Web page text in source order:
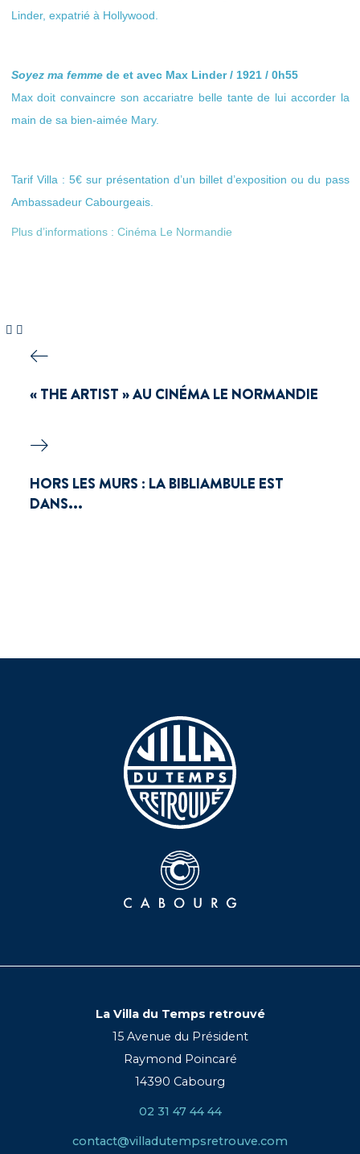
Linder, expatrié à Hollywood.
Soyez ma femmede et avec Max Linder / 1921 / 0h55
Max doit convaincre son accariatre belle tante de lui accorder la
main de sa bien-aimée Mary.
Tarif Villa : 5€ sur présentation d’un billet d’exposition ou du pass
Ambassadeur Cabourgeais.
Plus d’informations : Cinéma Le Normandie
« THE ARTIST » AU CINÉMA LE NORMANDIE
HORS LES MURS : LA BIBLIAMBULE EST
DANS...
La Villa du Temps retrouvé
15 Avenue du Président
Raymond Poincaré
14390 Cabourg
02 31 47 44 44
contact@villadutempsretrouve.com